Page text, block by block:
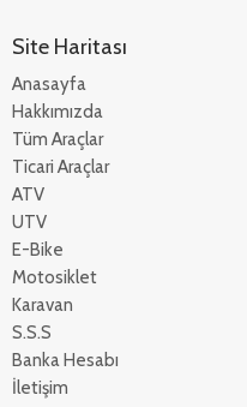
Site Haritası
Anasayfa
Hakkımızda
Tüm Araçlar
Ticari Araçlar
ATV
UTV
E-Bike
Motosiklet
Karavan
S.S.S
Banka Hesabı
İletişim